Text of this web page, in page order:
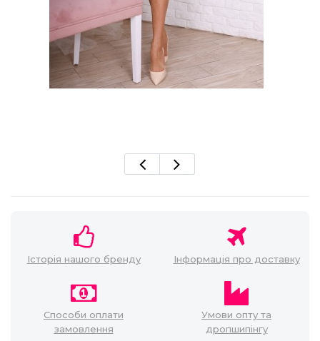
Історія нашого бренду Інформація про доставку
Способи оплати
замовлення
Умови опту та
дропшипінгу